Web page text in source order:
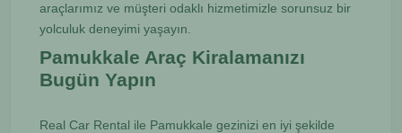
araçlarımız ve müşteri odaklı hizmetimizle sorunsuz bir
yolculuk deneyimi yaşayın.
Pamukkale Araç Kiralamanızı
Bugün Yapın
Real Car Rental ile Pamukkale gezinizi en iyi şekilde